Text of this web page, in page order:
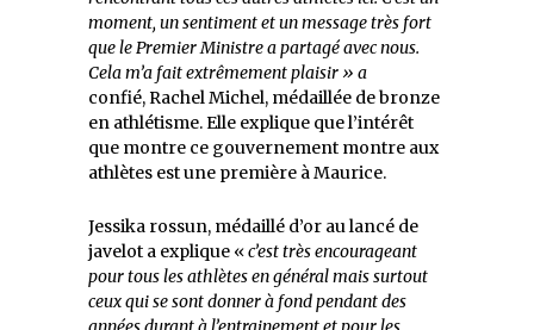
moment, un sentiment et un message très fort
que le Premier Ministre a partagé avec nous.
Cela m’a fait extrêmement plaisir » a
confié, Rachel Michel, médaillée de bronze
en athlétisme. Elle explique que l’intérêt
que montre ce gouvernement montre aux
athlètes est une première à Maurice.
Jessika rossun, médaillé d’or au lancé de
javelot a explique «c’est très encourageant
pour tous les athlètes en général mais surtout
ceux qui se sont donner à fond pendant des